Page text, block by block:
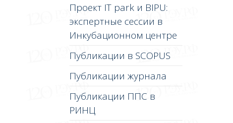
Проект IT park и BIPU:
экспертные сессии в
Инкубационном центре
Публикации в SCOPUS
Публикации журнала
Публикации ППС в
РИНЦ